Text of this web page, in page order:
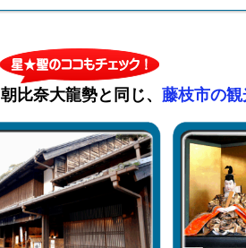
朝比奈大龍勢と同じ、 藤枝市の観